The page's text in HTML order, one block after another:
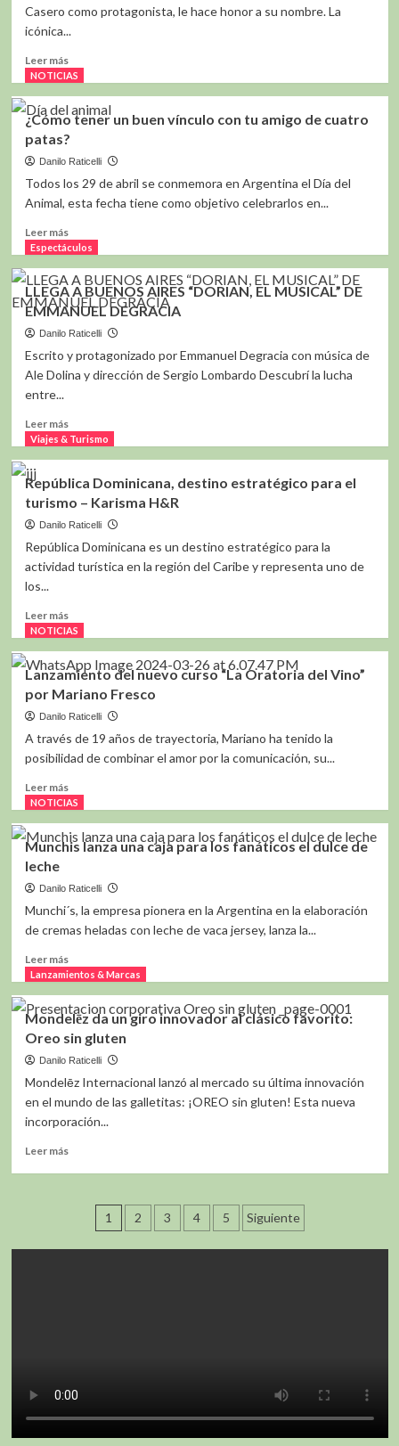
CIELOS
DE
AIRLINES
Casero como protagonista, le hace honor a su nombre. La
icónica...
Leer másLeer
más
DIECIOCHO
ELÍXIR,
una
fragancia
e
irresistible
NOTICIAS
¿Cómo tener un buen vínculo con tu amigo de cuatro
patas?
Danilo Raticelli
Todos los 29 de abril se conmemora en Argentina el Día del
Animal, esta fecha tiene como objetivo celebrarlos en...
Leer másLeer
más
¿Cómo
tener
un
buen
con
tu
cuatro
patas?
Espectáculos
LLEGA A BUENOS AIRES “DORIAN, EL MUSICAL” DE
EMMANUEL DEGRACIA
Danilo Raticelli
Escrito y protagonizado por Emmanuel Degracia con música de
Ale Dolina y dirección de Sergio Lombardo Descubrí la lucha
entre...
Leer másLeer
más
A
BUENOS
AIRES
“DORIAN,
MUSICAL”
DEGRACIA
Viajes & Turismo
República Dominicana, destino estratégico para el
turismo – Karisma H&R
Danilo Raticelli
República Dominicana es un destino estratégico para la
actividad turística en la región del Caribe y representa uno de
los...
Leer másLeer
más
República
Dominicana,
destino
estratégico
para
turismo
Karisma
NOTICIAS
Lanzamiento del nuevo curso “La Oratoria del Vino”
por Mariano Fresco
Danilo Raticelli
A través de 19 años de trayectoria, Mariano ha tenido la
posibilidad de combinar el amor por la comunicación, su...
Leer másLeer
más
Lanzamiento
del
curso
“La
Oratoria
del
por
Fresco
NOTICIAS
Munchis lanza una caja para los fanáticos el dulce de
leche
Danilo Raticelli
Munchi´s, la empresa pionera en la Argentina en la elaboración
de cremas heladas con leche de vaca jersey, lanza la...
Leer másLeer
más
Munchis
lanza
una
caja
para
fanáticos
el
leche
Lanzamientos & Marcas
Mondelēz da un giro innovador al clásico favorito:
Oreo sin gluten
Danilo Raticelli
Mondelēz Internacional lanzó al mercado su última innovación
en el mundo de las galletitas: ¡OREO sin gluten! Esta nueva
incorporación...
Leer másLeer
giro
Paginación
de
1 2 3 4 5 Siguiente